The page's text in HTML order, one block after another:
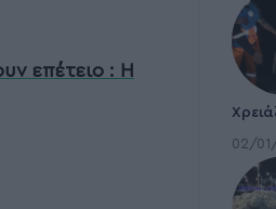
επέτειο : Η
02/